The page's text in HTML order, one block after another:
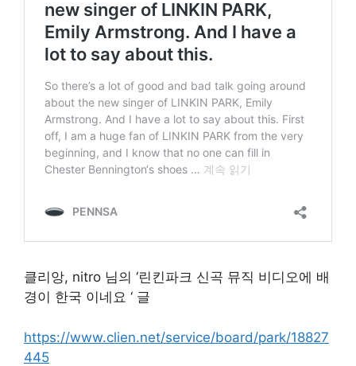
클리앙, nitro 님의 ‘린킨파크 신곡 뮤직 비디오에 배
경이 한국 이네요 ‘ 글
https://www.clien.net/service/board/park/18827
445